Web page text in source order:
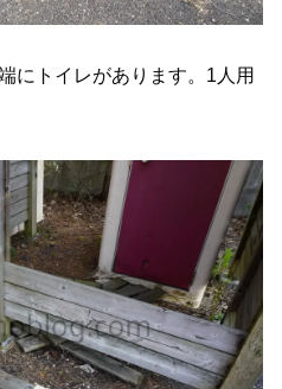
にトイレがあります。1人用